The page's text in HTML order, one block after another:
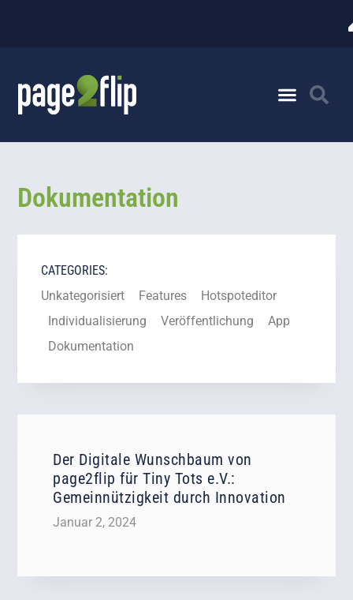
Dokumentation
CATEGORIES:
Unkategorisiert
Features
Hotspoteditor
Individualisierung
Veröffentlichung
App
Dokumentation
Der Digitale Wunschbaum von
page2flip für Tiny Tots e.V.:
Gemeinnützigkeit durch Innovation
Januar 2, 2024